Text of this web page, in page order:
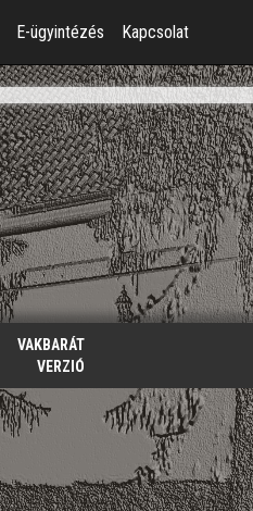
E-ügyintézés Kapcsolat
VAKBARÁT
VERZIÓ